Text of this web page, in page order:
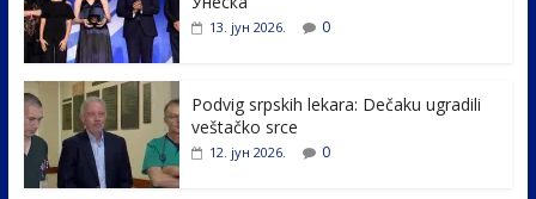
o
o
k
dI13. јун 2026. 0
Podvig srpskih lekara: Dečaku ugradili
veštačko srce
12. јун 2026. 0